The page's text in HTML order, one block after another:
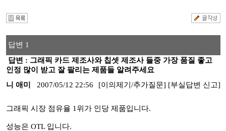
답변 1
답변 : 그래픽 카드 제조사와 칩셋 제조사 들중 가장 품질 좋고
인정 많이 받고 잘 팔리는 제품들 알려주세요
니 애미
2007/05/12 22:56 [이의제기/추가질문] [부실답변 신고]
그래픽 시장 점유율 1위가 인당 제품입니다.
성능은 OTL 입니다.